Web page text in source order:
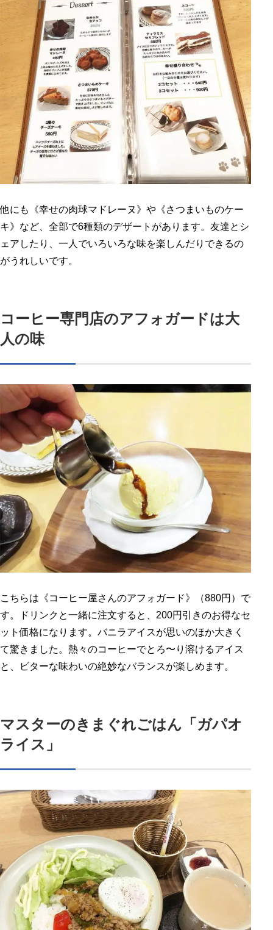
他にも《幸せの肉球マドレーヌ》や《さつまいものケー
キ》など、全部で6種類のデザートがあります。友達とシ
ェアしたり、一人でいろいろな味を楽しんだりできるの
がうれしいです。
コーヒー専門店のアフォガードは大
人の味
こちらは《コーヒー屋さんのアフォガード》（880円）で
す。ドリンクと一緒に注文すると、200円引きのお得なセ
ット価格になります。バニラアイスが思いのほか大きく
て驚きました。熱々のコーヒーでとろ〜り溶けるアイス
と、ビターな味わいの絶妙なバランスが楽しめます。
マスターのきまぐれごはん「ガパオ
ライス」